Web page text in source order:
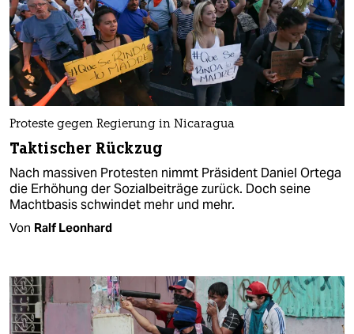
Proteste gegen Regierung in Nicaragua
Taktischer Rückzug
Nach massiven Protesten nimmt Präsident Daniel Ortega
die Erhöhung der Sozialbeiträge zurück. Doch seine
Machtbasis schwindet mehr und mehr.
Von Ralf Leonhard